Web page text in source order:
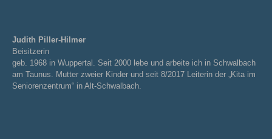
Judith Piller-Hilmer
Beisitzerin
geb. 1968 in Wuppertal. Seit 2000 lebe und arbeite ich in Schwalbach
am Taunus. Mutter zweier Kinder und seit 8/2017 Leiterin der „Kita im
Seniorenzentrum“ in Alt-Schwalbach.